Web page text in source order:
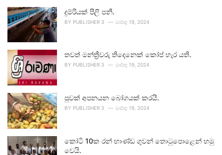
දුම්රියක් පීලි පනී.
BY PUBLISHER 3 මාර්තු 19, 2024
තවත් මන්ත්‍රීවරු තිදෙනෙක් කෝප් හැර යති.
BY PUBLISHER 3 මාර්තු 19, 2024
පුවක් අපනයන බෝගයක් කරයි.
BY PUBLISHER 3 මාර්තු 19, 2024
කෝටි 10ක රන් භාණ්ඩ ගුවන් තොටුපොළෙන් හමු
වෙයි.